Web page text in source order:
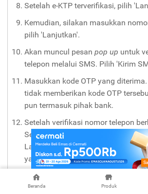
Beranda Produk
Setelah e-KTP terverifikasi, pilih
Kemudian, silakan masukkan
pilih 'Lanjutkan'.
Akan muncul pesanpop up untuk
telepon melalui SMS. Pilih 'Kirim
Masukkan kode OTP yang
tidak memberikan kode OTP
pun termasuk pihak bank.
Setelah verifikasi nomor telepon
Selanjutnya, masukkan
Lalu,lakukan verifikasi kembali
yang dikirimkan keemailtersebut.
Setelah verifikasi selesai, buat
banking
. Pastikan kamu tidak